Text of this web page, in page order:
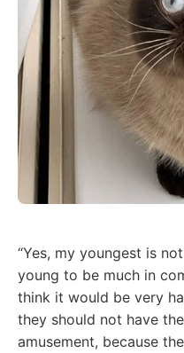
“Yes, my youngest is
young to be much in
think it would be very
they should not have
amusement, because